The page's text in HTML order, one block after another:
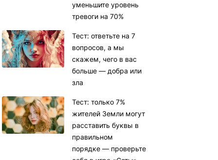
уменьшите уровень
тревоги на 70%
Тест: ответьте на 7
вопросов, а мы
скажем, чего в вас
больше — добра или
зла
Тест: только 7%
жителей Земли могут
расставить буквы в
правильном
порядке — проверьте